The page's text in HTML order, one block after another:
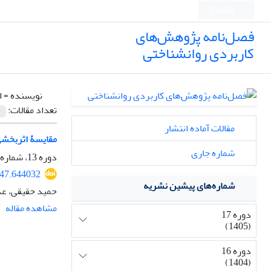
فصل‌نامه پژوهش‌های
کاربردی روانشناختی
نویسنده =
تعداد مقالات:
مقایسۀ
دوره 13، شماره 4، 1401، صفحه
حمید حقیقی،
مشاهده مقاله
مقالات آماده انتشار
شماره جاری
شماره‌های پیشین نشریه
دوره 17
(1405)
دوره 16
(1404)